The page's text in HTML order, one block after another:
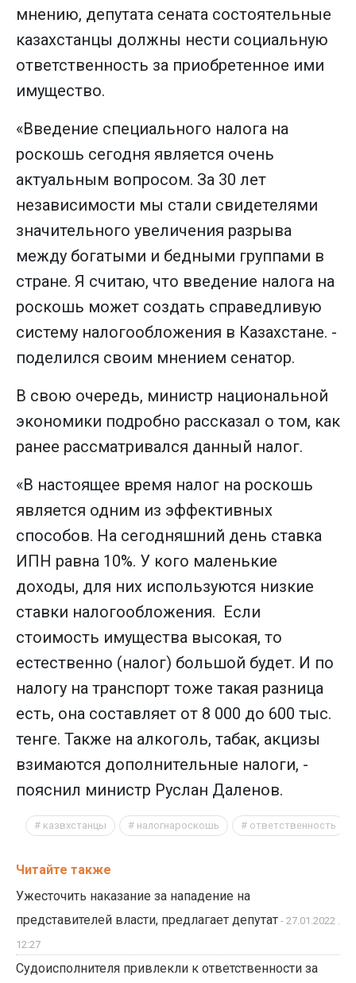
мнению, депутата сената состоятельные
казахстанцы должны нести социальную
ответственность за приобретенное ими
имущество.
«Введение специального налога на
роскошь сегодня является очень
актуальным вопросом. За 30 лет
независимости мы стали свидетелями
значительного увеличения разрыва
между богатыми и бедными группами в
стране. Я считаю, что введение налога на
роскошь может создать справедливую
систему налогообложения в Казахстане. -
поделился своим мнением сенатор.
В свою очередь, министр национальной
экономики подробно рассказал о том, как
ранее рассматривался данный налог.
«В настоящее время налог на роскошь
является одним из эффективных
способов. На сегодняшний день ставка
ИПН равна 10%. У кого маленькие
доходы, для них используются низкие
ставки налогообложения. Если
стоимость имущества высокая, то
естественно (налог) большой будет. И по
налогу на транспорт тоже такая разница
есть, она составляет от 8 000 до 600 тыс.
тенге. Также на алкоголь, табак, акцизы
взимаются дополнительные налоги, -
пояснил министр Руслан Даленов.
казвхстанцы налогнароскошь ответственность
Читайте также
Ужесточить наказание за нападение на
представителей власти, предлагает депутат - 27.01.2022 .
12:27
Судоисполнителя привлекли к ответственности за